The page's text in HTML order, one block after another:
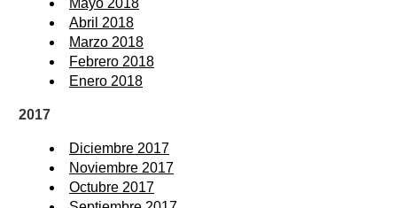
Mayo 2018
Abril 2018
Marzo 2018
Febrero 2018
Enero 2018
2017
Diciembre 2017
Noviembre 2017
Octubre 2017